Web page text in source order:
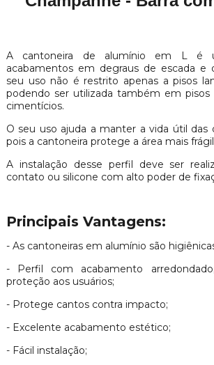
A cantoneira de alumínio em L é
acabamentos em degraus de escada e
seu uso não é restrito apenas a pisos
podendo ser utilizada também em pisos
cimentícios.
O seu uso ajuda a manter a vida útil das
pois a cantoneira protege a área mais
A instalação desse perfil deve ser
contato ou silicone com alto poder de
Principais Vantagens:
- As cantoneiras em alumínio são
- Perfil com acabamento
proteção aos usuários;
- Protege cantos contra impacto;
- Excelente acabamento estético;
- Fácil instalação;